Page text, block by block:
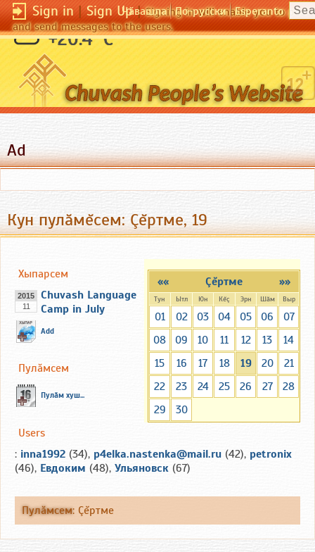
Sign in|Sign Up|Signing in will enable you to post
and send messages to the users.
Чӑвашла По-русски Esperanto
+20.4 °C Гением нужно родиться.(Рейдон)
Ad
Кун пулăмĕсем: Çĕртме, 19
»»
«« Çĕртме
Тун Ытл Юн Кĕç Эрн Шăм Выр
01 02 03 04 05 06
07
08
09 10 11 12 13
14
15
16 17 18 19 20
21
22
23 24 25 26 27
28
29
30
Хыпарсем
2015
11
Chuvash Language
Camp in July
Add
Пулăмсем
Пулăм хуш...
Users
: inna1992 (34), p4elka.nastenka@mail.ru (42), petronix
(46), Евдоким (48), Ульяновск (67)
Пулăмсем: Çĕртме